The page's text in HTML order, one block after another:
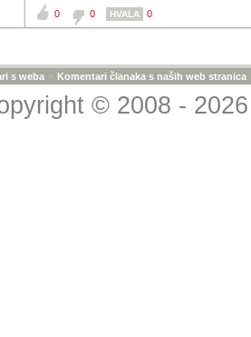
0 0 HVALA 0
s weba » Komentari članaka s naših web stranica
© 2008 -